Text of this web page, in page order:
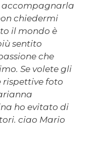
accompagnarla
chiedermi
il mondo è
sentito
che
Se volete gli
rispettive foto
ho evitato di
ciao Mario